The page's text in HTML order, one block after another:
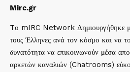
Mirc.gr
Tο mIRC Network Δημιουργήθηκε
τους Έλληνες ανά τον κόσμο και να
δυνατότητα να επικοινωνούν μέσα
αρκετών καναλιών (Chatrooms)